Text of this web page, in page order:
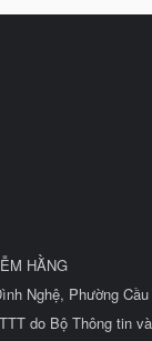
HẰNG
Nghệ, Phường
do Bộ Thông tin